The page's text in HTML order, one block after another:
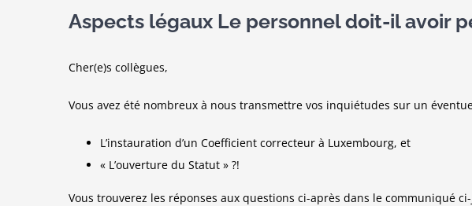
Aspects légaux Le personnel doit-il avoir
Cher(e)s collègues,
Vous avez été nombreux à nous transmettre vos inquiétudes sur un
L’instauration d’un Coefficient correcteur à Luxembourg, et
« L’ouverture du Statut » ?!
Vous trouverez les réponses aux questions ci-après dans le communiqué